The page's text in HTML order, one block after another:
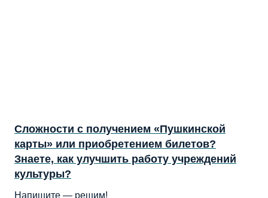
Сложности с получением «Пушкинской
карты» или приобретением билетов?
Знаете, как улучшить работу учреждений
культуры?
Напишите — решим!